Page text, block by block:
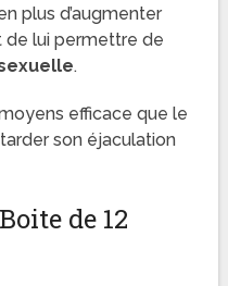
plus d’augmenter
de lui permettre de
.
efficace que le
son éjaculation
de 12